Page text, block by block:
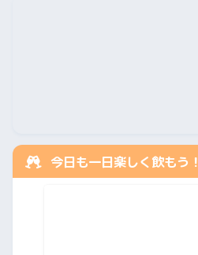
今日も一日楽しく飲もう！